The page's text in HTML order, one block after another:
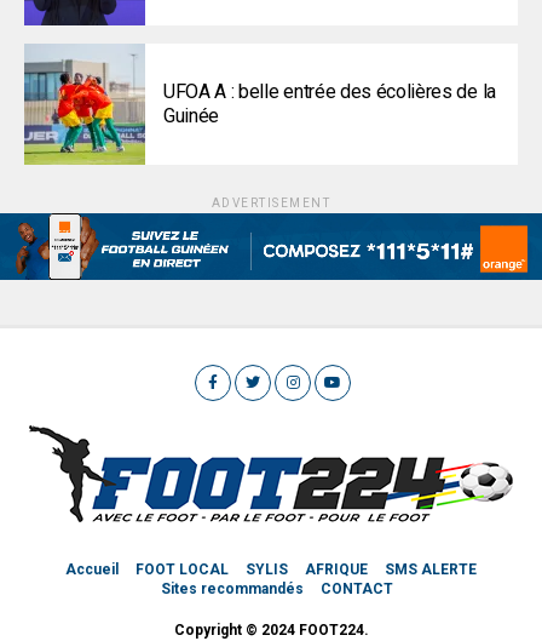
UFOA A : belle entrée des écolières de la
Guinée
ADVERTISEMENT
Accueil FOOT LOCAL SYLIS AFRIQUE
SMS ALERTE
Sites recommandés
CONTACT
Copyright © 2024 FOOT224.